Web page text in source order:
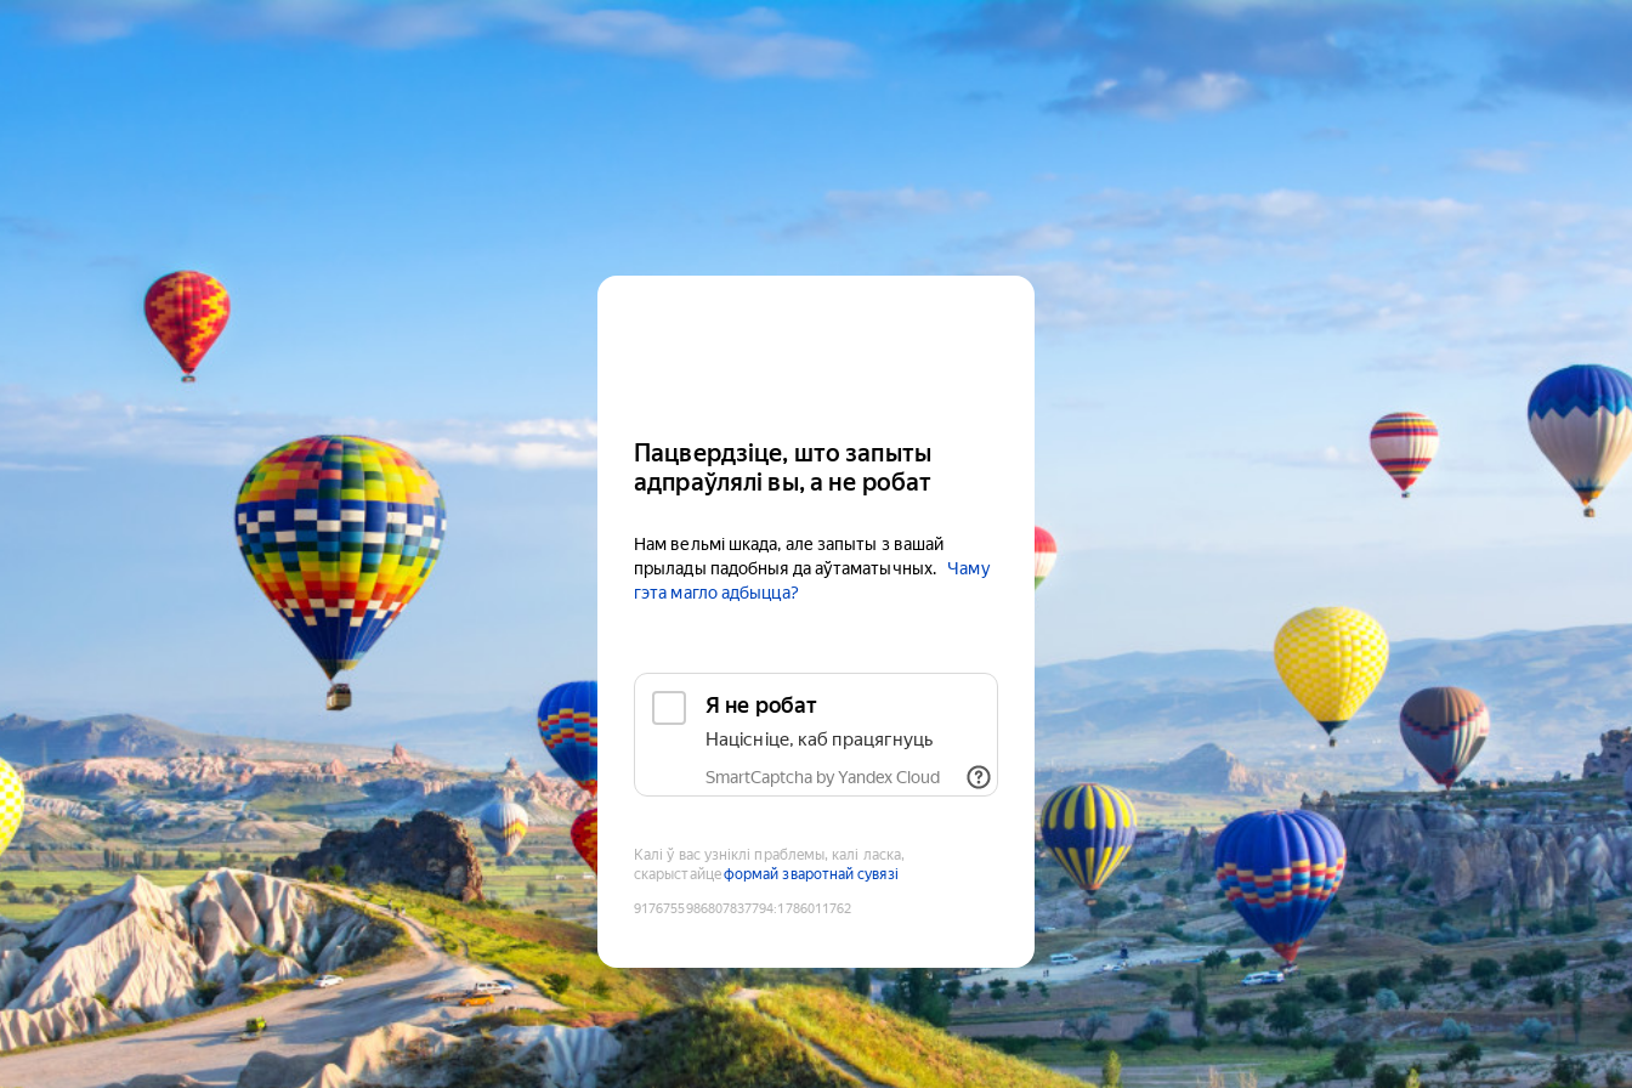
Пацвердзіце, што запыты
адпраўлялі вы, а не робат
Нам вельмі шкада, але запыты з вашай
прылады падобныя да аўтаматычных.
Чаму
гэта магло адбыцца?
Я не робат
Націсніце, каб працягнуць
SmartCaptcha by Yandex Cloud
Калі ў вас узніклі праблемы, калі ласка,
скарыстайцеформай зваротнай сувязі
9176755986807837794:1786011762